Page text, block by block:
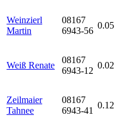
Weinzierl
Martin
08167
6943-56
0.05
Weiß Renate
08167
6943-12
0.02
Zeilmaier
Tahnee
08167
6943-41
0.12